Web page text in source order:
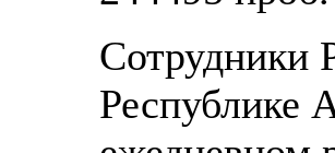
Сотрудники
Республике